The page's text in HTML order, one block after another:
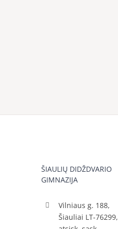
ŠIAULIŲ DIDŽDVARIO
GIMNAZIJA
Vilniaus g. 188,
Šiauliai LT-76299,